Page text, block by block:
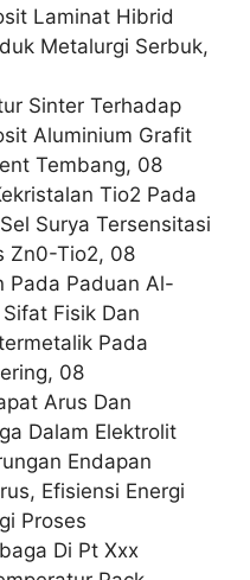
Laminat Hibrid
Metalurgi Serbuk,
Sinter Terhadap
Aluminium Grafit
Tembang, 08
Tio2 Pada
Surya Tersensitasi
Zn0-Tio2, 08
Pada Paduan Al-
Fisik Dan
Pada
08
Arus Dan
Dalam Elektrolit
Endapan
Efisiensi Energi
Proses
Di Pt Xxx